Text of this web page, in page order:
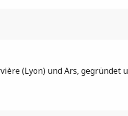
(Lyon) und Ars, gegründet